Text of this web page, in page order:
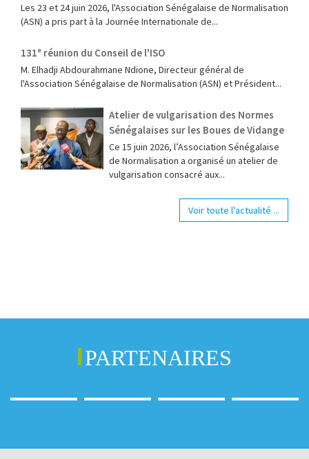
‎Les 23 et 24 juin 2026, l'Association Sénégalaise de Normalisation
(ASN) a pris part à la Journée Internationale de...
131ᵉ réunion du Conseil de l'ISO
M. Elhadji Abdourahmane Ndione, Directeur général de
l'Association Sénégalaise de Normalisation (ASN) et Président...
Atelier de vulgarisation des Normes
Sénégalaises sur les Boues de Vidange
Ce 15 juin 2026, l’Association Sénégalaise
de Normalisation a organisé un atelier de
vulgarisation consacré aux...
Voir toute l'actualité ...
PARTENAIRES